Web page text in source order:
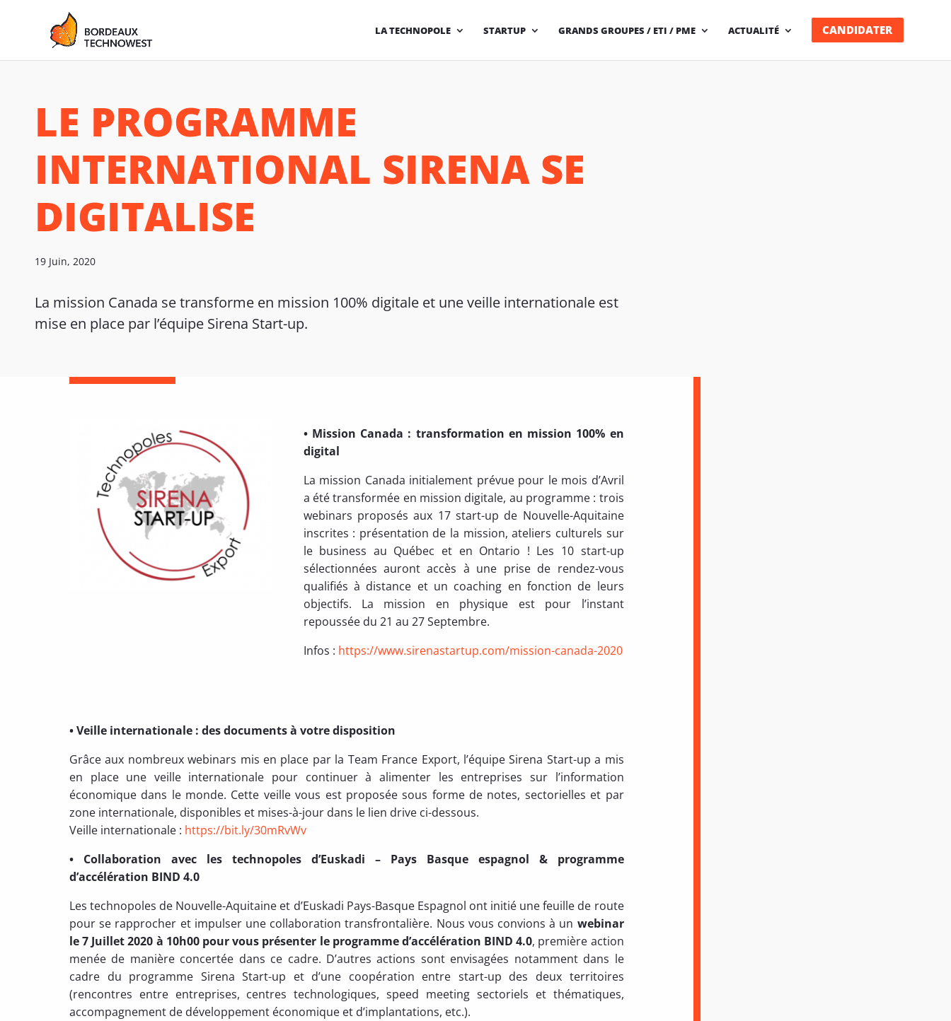
LA TECHNOPOLE STARTUP GRANDS GROUPES / ETI / PME ACTUALITÉ CANDIDATER
LE PROGRAMME
INTERNATIONAL SIRENA SE
DIGITALISE
19 Juin, 2020
La mission Canada se transforme en mission 100% digitale et une veille internationale est
mise en place par l’équipe Sirena Start-up.
• Mission Canada : transformation en mission 100% en
digital
La mission Canada initialement prévue pour le mois d’Avril
a été transformée en mission digitale, au programme : trois
webinars proposés aux 17 start-up de Nouvelle-Aquitaine
inscrites : présentation de la mission, ateliers culturels sur
le business au Québec et en Ontario ! Les 10 start-up
sélectionnées auront accès à une prise de rendez-vous
qualifiés à distance et un coaching en fonction de leurs
objectifs. La mission en physique est pour l’instant
repoussée du 21 au 27 Septembre.
Infos : https://www.sirenastartup.com/mission-canada-2020
• Veille internationale : des documents à votre disposition
Grâce aux nombreux webinars mis en place par la Team France Export, l’équipe Sirena Start-up a mis
en place une veille internationale pour continuer à alimenter les entreprises sur l’information
économique dans le monde. Cette veille vous est proposée sous forme de notes, sectorielles et par
zone internationale, disponibles et mises-à-jour dans le lien drive ci-dessous.
Veille internationale : https://bit.ly/30mRvWv
• Collaboration avec les technopoles d’Euskadi – Pays Basque espagnol & programme
d’accélération BIND 4.0
Les technopoles de Nouvelle-Aquitaine et d’Euskadi Pays-Basque Espagnol ont initié une feuille de route
pour se rapprocher et impulser une collaboration transfrontalière. Nous vous convions à un webinar
le 7 Juillet 2020 à 10h00 pour vous présenter le programme d’accélération BIND 4.0, première action
menée de manière concertée dans ce cadre. D’autres actions sont envisagées notamment dans le
cadre du programme Sirena Start-up et d’une coopération entre start-up des deux territoires
(rencontres entre entreprises, centres technologiques, speed meeting sectoriels et thématiques,
accompagnement de développement économique et d’implantations, etc.).